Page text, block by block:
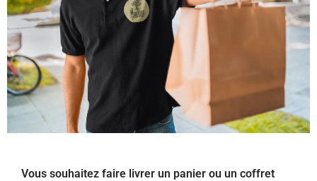
Vous souhaitez faire livrer un panier ou un coffret